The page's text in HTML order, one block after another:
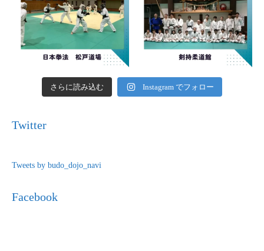
さらに読み込む Instagram でフォロー
Twitter
Tweets by budo_dojo_navi
Facebook